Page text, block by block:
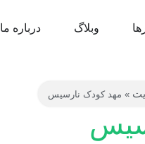
وبلاگ درباره ما
» مهد کودک نارسیس